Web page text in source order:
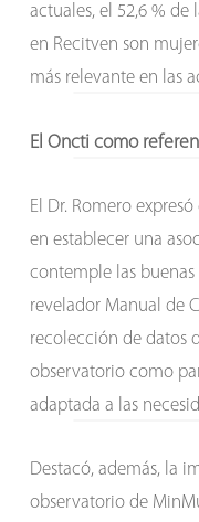
actuales, el 52,6 % de
en Recitven son
más relevante en las
El Oncti como
El Dr. Romero
en establecer una
contemple las
revelador Manual de
recolección de datos
observatorio como
adaptada a las
Destacó, además, la
observatorio de